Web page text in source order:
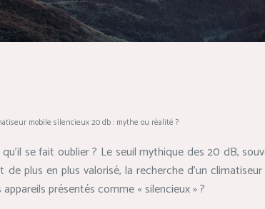
mobile silencieux 20 db : mythe ou réalité ?
se fait oublier ? Le seuil mythique des 20 dB,
plus en plus valorisé, la recherche d’un
présentés comme « silencieux » ?